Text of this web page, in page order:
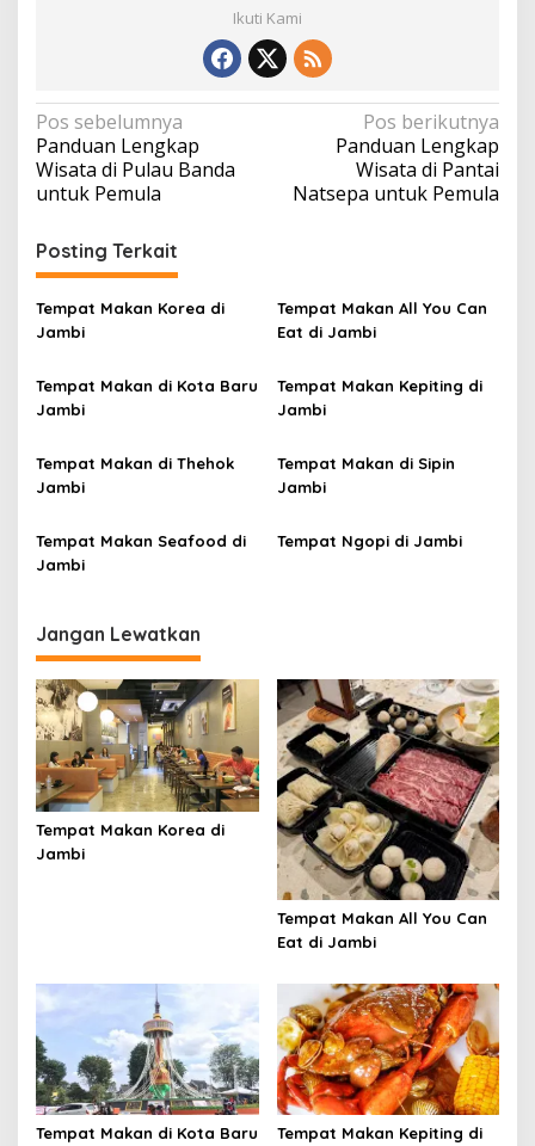
Ikuti Kami
N
a
v
g
a
s
p
o
s
Pos sebelumnya
Panduan Lengkap
Wisata di Pulau Banda
untuk Pemula
Pos berikutnya
Panduan Lengkap
Wisata di Pantai
Natsepa untuk Pemula
Posting Terkait
Tempat Makan Korea di
Jambi
Tempat Makan All You Can
Eat di Jambi
Tempat Makan di Kota Baru
Jambi
Tempat Makan Kepiting di
Jambi
Tempat Makan di Thehok
Jambi
Tempat Makan di Sipin
Jambi
Tempat Makan Seafood di
Jambi
Tempat Ngopi di Jambi
Jangan Lewatkan
Tempat Makan Korea di
Jambi
Tempat Makan All You Can
Eat di Jambi
Tempat Makan di Kota Baru
Tempat Makan Kepiting di